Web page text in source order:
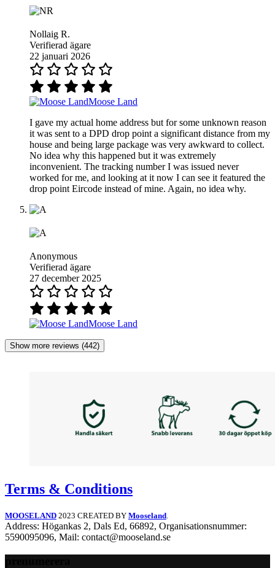
Nollaig R.
Verifierad ägare
22 januari 2026
Moose Land
I gave my actual home address but for some unknown reason
it was sent to a DPD drop point a significant distance from my
house and being large package was very awkward to collect.
No idea why this happened but it was extremely
inconvenient. The tracking number I was issued never
worked for me, and looking at it now I can see it featured the
drop point Eircode instead of mine. Again, no idea why.
Anonymous
Verifierad ägare
27 december 2025
Moose Land
Show more reviews (442)
Terms & Conditions
MOOSELAND 2023 CREATED BY Mooseland.
Address: Högankas 2, Dals Ed, 66892, Organisationsnummer:
5590095096, Mail: contact@mooseland.se